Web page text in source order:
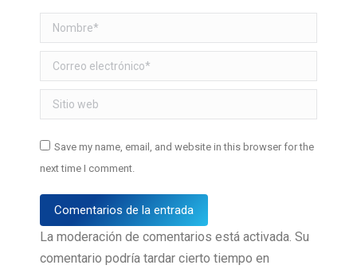
Nombre *
Correo electrónico *
Sitio web
Save my name, email, and website in this browser for the
next time I comment.
Comentarios de la entrada
La moderación de comentarios está activada. Su
comentario podría tardar cierto tiempo en